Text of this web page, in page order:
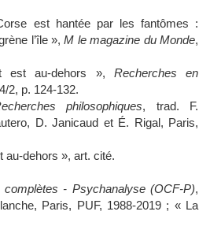
est hantée par les fantômes :
l’île »,M le magazine du Monde,
est au-dehors », Recherches en
2, p. 124-132.
philosophiques, trad. F.
D. Janicaud et É. Rigal, Paris,
au-dehors », art. cité.
- Psychanalyse (OCF-P),
Paris, PUF, 1988-2019 ; « La